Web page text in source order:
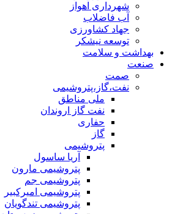
شهرداری اهواز
آب فاضلاب
جهاد کشاورزی
توسعه نیشکر
بهداشت و سلامت
صنعت
صمت
نفت،گاز،پتروشیمی
ملی مناطق
نفت گاز اروندان
حفاری
گاز
پتروشیمی
آریا ساسول
پتروشیمی مارون
پتروشیمی جم
پتروشیمی امیرکبیر
پتروشیمی تندگویان